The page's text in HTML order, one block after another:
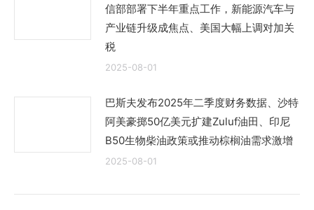
信部部署下半年重点工作，新能源汽车与
产业链升级成焦点、美国大幅上调对加关
税
2025-08-01
巴斯夫发布2025年二季度财务数据、沙特
阿美豪掷50亿美元扩建Zuluf油田、印尼
B50生物柴油政策或推动棕榈油需求激增
2025-08-01